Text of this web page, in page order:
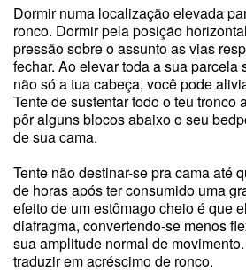
Dormir numa localização elevada
ronco. Dormir pela posição
pressão sobre o assunto as vias
fechar. Ao elevar toda a sua parcela
não só a tua cabeça, você pode
Tente de sustentar todo o teu tronco
pôr alguns blocos abaixo o seu
de sua cama.
Tente não destinar-se pra cama até
de horas após ter consumido uma
efeito de um estômago cheio é que
diafragma, convertendo-se menos
sua amplitude normal de
traduzir em acréscimo de ronco.